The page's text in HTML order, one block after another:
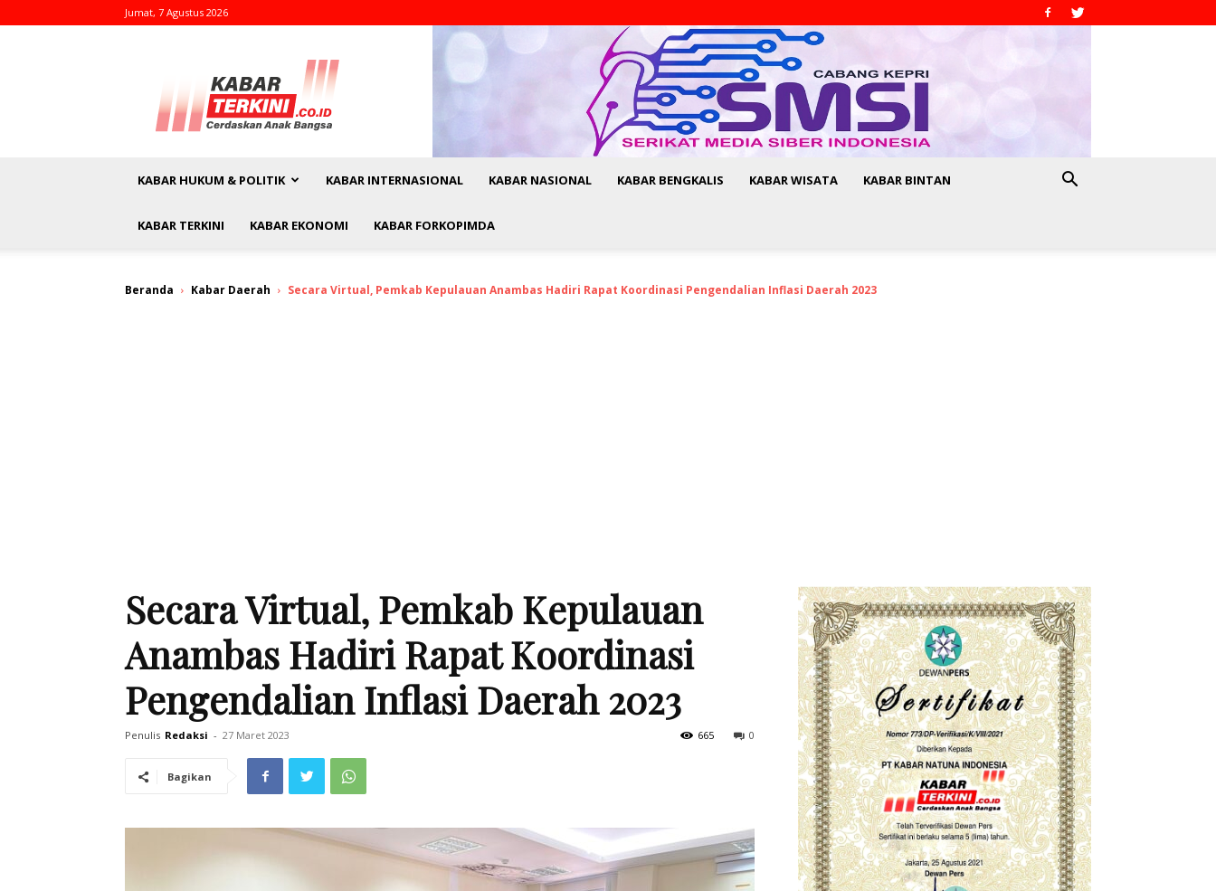
Jumat, 7 Agustus 2026
kabarterkini.co.id
KABAR HUKUM & POLITIK KABAR INTERNASIONAL KABAR NASIONAL KABAR BENGKALIS KABAR WISATA KABAR BINTAN
KABAR TERKINI KABAR EKONOMI KABAR FORKOPIMDA
Beranda Kabar Daerah Secara Virtual, Pemkab Kepulauan Anambas Hadiri Rapat Koordinasi Pengendalian Inflasi Daerah 2023
Secara Virtual, Pemkab Kepulauan
Anambas Hadiri Rapat Koordinasi
Pengendalian Inflasi Daerah 2023
Penulis Redaksi - 27 Maret 2023 0
665
Bagikan